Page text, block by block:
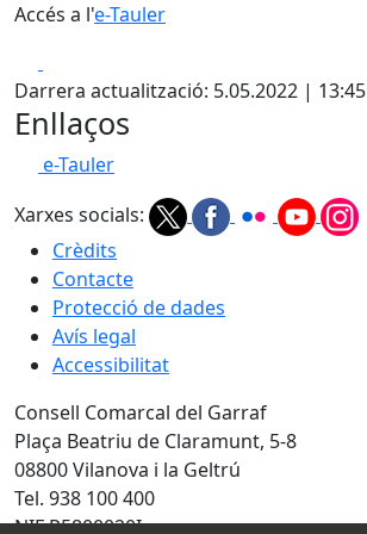
Accés a l'e-Tauler
Darrera actualització: 5.05.2022 | 13:45
Enllaços
e-Tauler
Xarxes socials:
Crèdits
Contacte
Protecció de dades
Avís legal
Accessibilitat
Consell Comarcal del Garraf
Plaça Beatriu de Claramunt, 5-8
08800 Vilanova i la Geltrú
Tel. 938 100 400
NIF P5800020I